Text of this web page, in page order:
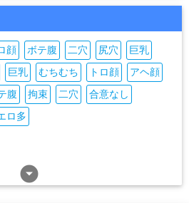
ロット(千年戦争アイギス)
)
シュシュ シリル
シルヴィア
スピカ セブン セレイナ
ソフィー
ドゥーラ
)
ナナリー ノエル
バシラ
arrow_drop_down_circle
顔 ボテ腹 二穴 尻穴
巨乳
巨乳 むちむち トロ顔
アヘ顔
腹 拘束 二穴
合意なし
ロ多